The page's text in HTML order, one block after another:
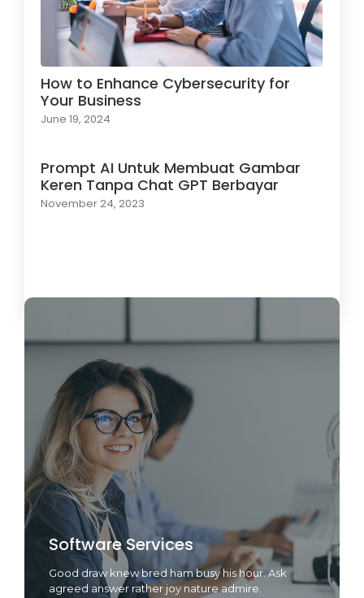
How to Enhance Cybersecurity for
Your Business
June 19, 2024
Prompt AI Untuk Membuat Gambar
Keren Tanpa Chat GPT Berbayar
November 24, 2023
Software Services
Good draw knew bred ham busy his hour. Ask
agreed answer rather joy nature admire.